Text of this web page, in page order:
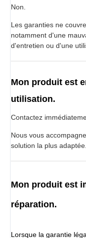
Non.
Les garanties ne
notamment d'une
d'entretien ou d'une
Mon produit est
utilisation.
Contactez
Nous vous
solution la plus adaptée.
Mon produit est
réparation.
Lorsque la garantie